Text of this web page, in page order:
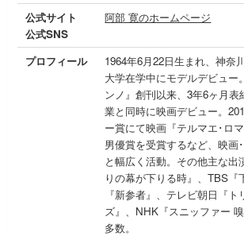
公式サイト
公式SNS
阿部 寛のホームページ
プロフィール
1964年6月22日生まれ、神奈
大学在学中にモデルデビュー
ンノ』創刊以来、3年6ヶ月表
業と同時に映画デビュー。
ー賞にて映画『テルマエ･ロ
男優賞を受賞するなど、映画
と幅広く活動。その他主な出
りの幕が下りる時』、TBS『
『新参者』、テレビ朝日『ト
ズ』、NHK『スニッファー
多数。